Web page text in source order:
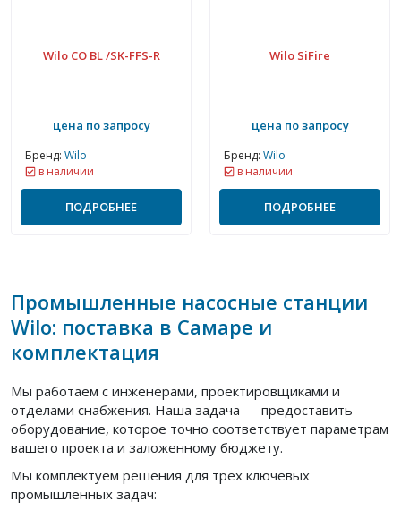
Wilo CO BL /SK-FFS-R
цена по запросу
Бренд: Wilo
в наличии
ПОДРОБНЕЕ
Wilo SiFire
цена по запросу
Бренд: Wilo
в наличии
ПОДРОБНЕЕ
Промышленные насосные станции
Wilo: поставка в Самаре и
комплектация
Мы работаем с инженерами, проектировщиками и
отделами снабжения. Наша задача — предоставить
оборудование, которое точно соответствует параметрам
вашего проекта и заложенному бюджету.
Мы комплектуем решения для трех ключевых
промышленных задач: